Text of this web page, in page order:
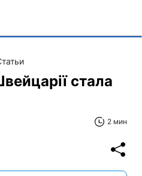
стала
2 мин